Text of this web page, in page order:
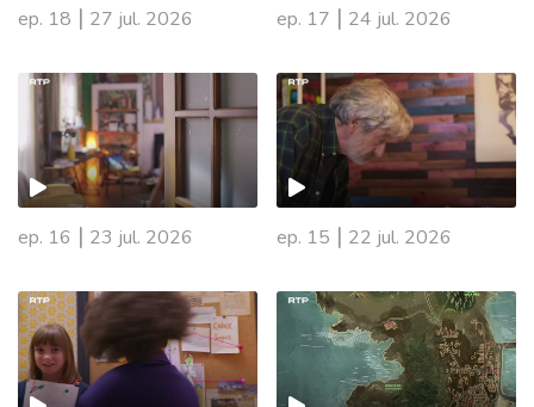
ep. 18 | 27 jul. 2026 ep. 17 | 24 jul. 2026
ep. 16 | 23 jul. 2026 ep. 15 | 22 jul. 2026